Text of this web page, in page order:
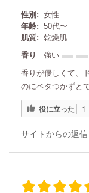
性別: 女性
年齢: 50代〜
肌質: 乾燥肌
香り
強い
香りが優しくて、
のにベタつかずと
役に立った 1
サイトからの返信